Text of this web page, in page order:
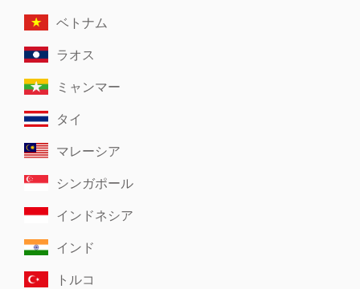
ベトナム
ラオス
ミャンマー
タイ
マレーシア
シンガポール
インドネシア
インド
トルコ